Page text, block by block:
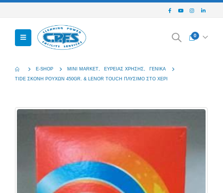
0
E-SHOP MINI MARKET ΕΥΡΕΊΑΣ ΧΡΉΣΗΣ
ΓΕΝΙΚΆ
TIDE ΣΚΟΝΗ ΡΟΥΧΩΝ 450GR. & LENOR TOUCH ΠΛΥΣΙΜΟ ΣΤΟ ΧΕΡΙ